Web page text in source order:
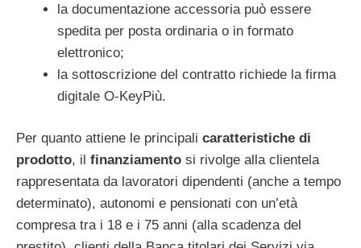
la documentazione accessoria può essere
spedita per posta ordinaria o in formato
elettronico;
la sottoscrizione del contratto richiede la firma
digitale O-KeyPiù.
Per quanto attiene le principali caratteristiche di
prodotto, il finanziamento si rivolge alla clientela
rappresentata da lavoratori dipendenti (anche a tempo
determinato), autonomi e pensionati con un’età
compresa tra i 18 e i 75 anni (alla scadenza del